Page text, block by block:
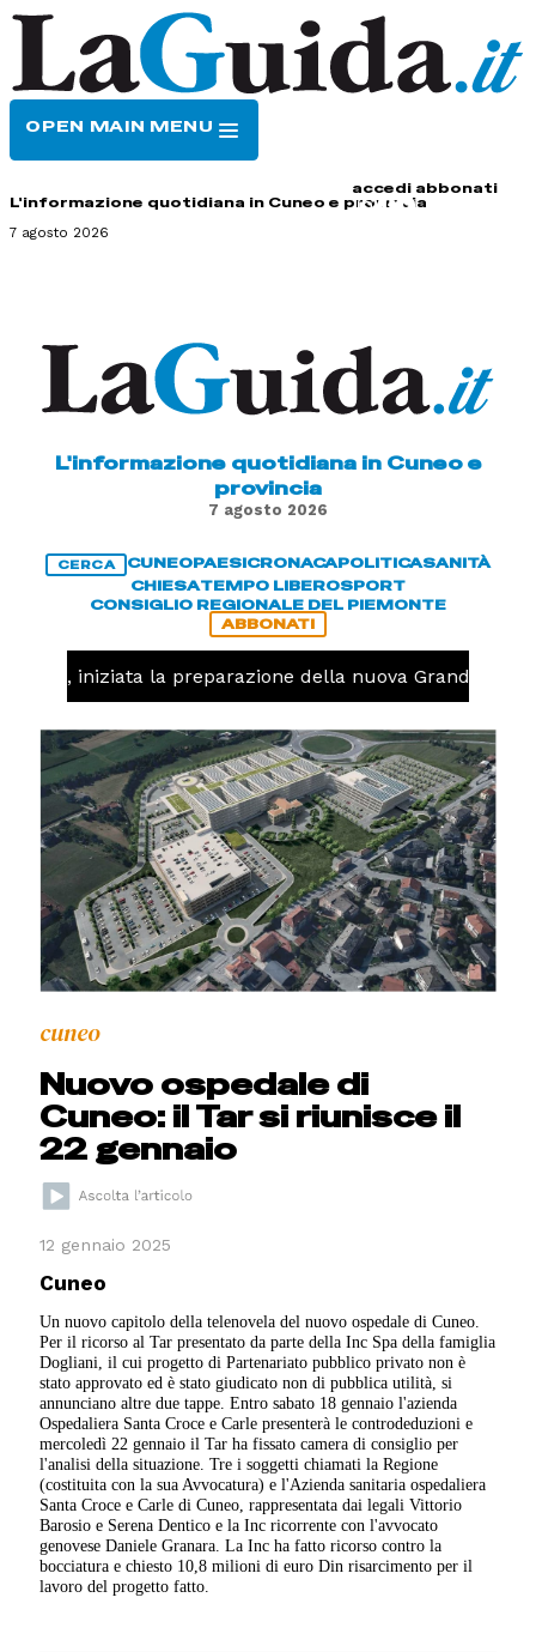
OPEN MAIN MENU
accedi abbonati
L'informazione quotidiana in Cuneo e provincia
7 agosto 2026
L'informazione quotidiana in Cuneo e
provincia
7 agosto 2026
CERCA CUNEOPAESICRONACAPOLITICASANITÀ
CHIESATEMPO LIBEROSPORT
CONSIGLIO REGIONALE DEL PIEMONTE
ABBONATI
iniziata la preparazione della nuova Granda Volley
cuneo
Nuovo ospedale di
Cuneo: il Tar si riunisce il
22 gennaio
12 gennaio 2025
Cuneo
Un nuovo capitolo della telenovela del nuovo ospedale di Cuneo.
Per il ricorso al Tar presentato da parte della Inc Spa della famiglia
Dogliani, il cui progetto di Partenariato pubblico privato non è
stato approvato ed è stato giudicato non di pubblica utilità, si
annunciano altre due tappe. Entro sabato 18 gennaio l'azienda
Ospedaliera Santa Croce e Carle presenterà le controdeduzioni e
mercoledì 22 gennaio il Tar ha fissato camera di consiglio per
l'analisi della situazione. Tre i soggetti chiamati la Regione
(costituita con la sua Avvocatura) e l'Azienda sanitaria ospedaliera
Santa Croce e Carle di Cuneo, rappresentata dai legali Vittorio
Barosio e Serena Dentico e la Inc ricorrente con l'avvocato
genovese Daniele Granara. La Inc ha fatto ricorso contro la
bocciatura e chiesto 10,8 milioni di euro Din risarcimento per il
lavoro del progetto fatto.